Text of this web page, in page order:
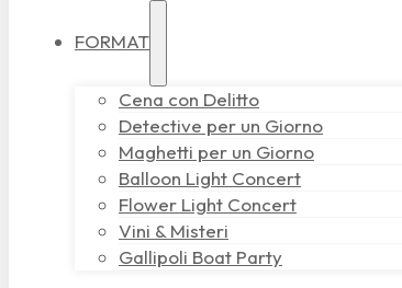
FORMAT
Cena con Delitto
Detective per un Giorno
Maghetti per un Giorno
Balloon Light Concert
Flower Light Concert
Vini & Misteri
Gallipoli Boat Party